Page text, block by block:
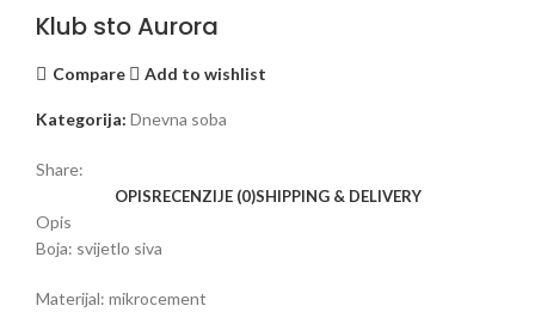
Klub sto Aurora
Compare Add to wishlist
Kategorija: Dnevna soba
Share:
OPISRECENZIJE (0)SHIPPING & DELIVERY
Opis
Boja: svijetlo siva
Materijal: mikrocement